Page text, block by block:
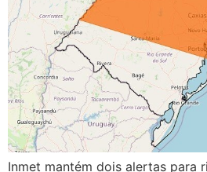
Inmet mantém dois alertas para